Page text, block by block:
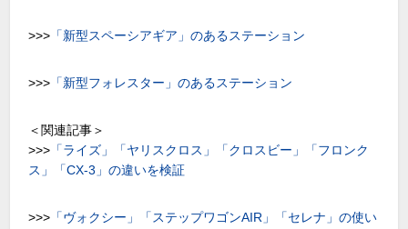
>>> 「新型スペーシアギア」のあるステーション
>>> 「新型フォレスター」のあるステーション
＜関連記事＞
>>> 「ライズ」「ヤリスクロス」「クロスビー」「フロンク
ス」「CX-3」の違いを検証
>>> 「ヴォクシー」「ステップワゴンAIR」「セレナ」の使い